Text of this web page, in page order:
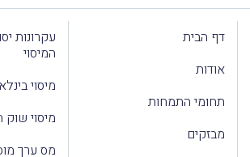
דף הבית
אודות
תחומי התמחות
מבזקים
עקרונות
המיסוי
מיסוי
מיסוי שוק
מס ערך